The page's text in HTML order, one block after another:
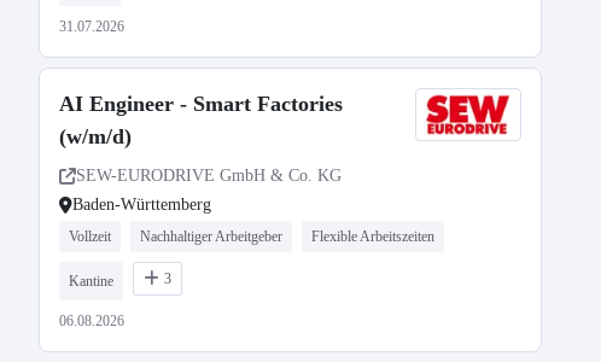
31.07.2026
AI Engineer - Smart Factories
(w/m/d)
SEW-EURODRIVE GmbH & Co. KG
Baden-Württemberg
Vollzeit Nachhaltiger Arbeitgeber Flexible Arbeitszeiten
Kantine 3
06.08.2026